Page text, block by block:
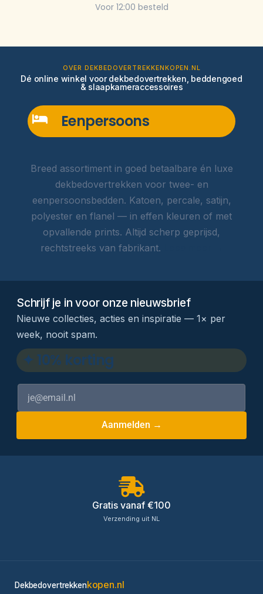
Voor 12:00 besteld
OVER DEKBEDOVERTREKKENKOPEN.NL
Dé online winkel voor dekbedovertrekken, beddengoed
& slaapkameraccessoires
Eenpersoons
Breed assortiment in goed betaalbare én luxe
dekbedovertrekken voor twee- en
eenpersoonsbedden. Katoen, percale, satijn,
polyester en flanel — in effen kleuren of met
opvallende prints. Altijd scherp geprijsd,
rechtstreeks van fabrikant.
Schrijf je in voor onze nieuwsbrief
Nieuwe collecties, acties en inspiratie — 1× per
week, nooit spam.
✦ 10% korting
Aanmelden →
Gratis vanaf €100
Verzending uit NL
Dekbedovertrekkenkopen.nl